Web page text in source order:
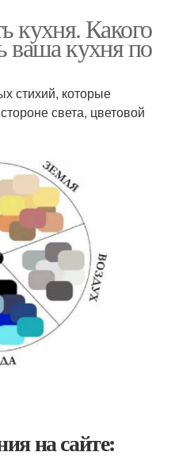
кухня. Какого
ваша кухня по
стихий, которые
света, цветовой
на сайте: